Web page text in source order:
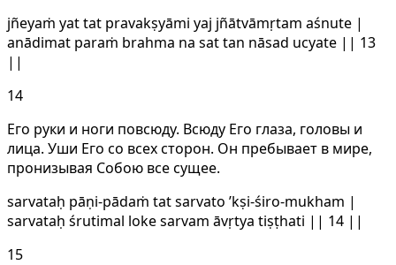
jñeyaṁ yat tat pravakṣyāmi yaj jñātvāmṛtam aśnute |
anādimat paraṁ brahma na sat tan nāsad ucyate || 13
||
14
Его руки и ноги повсюду. Всюду Его глаза, головы и
лица. Уши Его со всех сторон. Он пребывает в мире,
пронизывая Собою все сущее.
sarvataḥ pāṇi-pādaṁ tat sarvato ’kṣi-śiro-mukham |
sarvataḥ śrutimal loke sarvam āvṛtya tiṣṭhati || 14 ||
15